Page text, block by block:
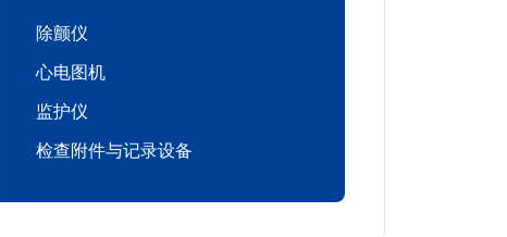
除颤仪
心电图机
监护仪
检查附件与记录设备